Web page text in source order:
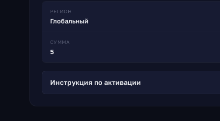
РЕГИОН
Глобальный
СУММА
5
Инструкция по активации